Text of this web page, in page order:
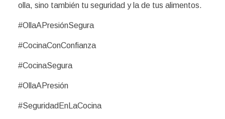
olla, sino también tu seguridad y la de tus alimentos.
#OllaAPresiónSegura
#CocinaConConfianza
#CocinaSegura
#OllaAPresión
#SeguridadEnLaCocina